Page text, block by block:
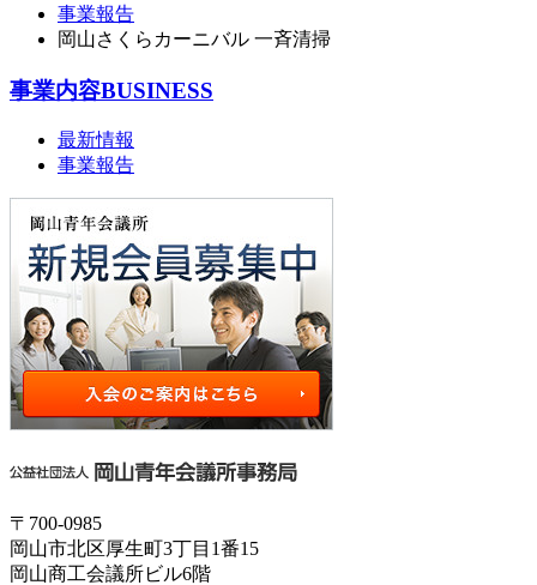
事業報告
岡山さくらカーニバル 一斉清掃
事業内容BUSINESS
最新情報
事業報告
〒700-0985
岡山市北区厚生町3丁目1番15
岡山商工会議所ビル6階